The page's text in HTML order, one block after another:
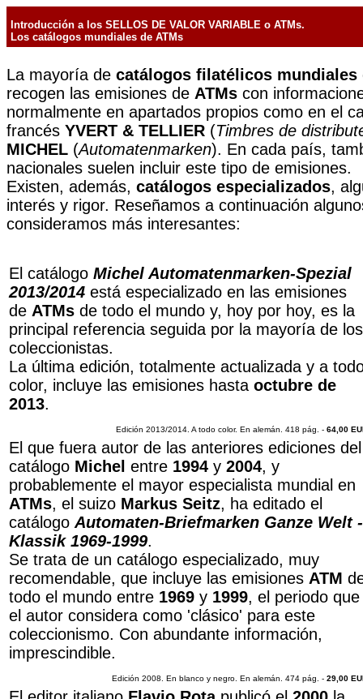
Introducción a los SELLOS DE VALOR VARIABLE o ATMs.
Los catálogos mundiales de ATMs
La mayoría de catálogos filatélicos mundiales
recogen las emisiones de ATMs con
normalmente en apartados propios como en el
francés YVERT & TELLIER (Timbres de
MICHEL (Automatenmarken). En cada país,
nacionales suelen incluir este tipo de emisiones.
Existen, además, catálogos especializados,
interés y rigor. Reseñamos a continuación
consideramos más interesantes:
El catálogo Michel Automatenmarken-Spezial
2013/2014 está especializado en las emisiones
de ATMs de todo el mundo y, hoy por hoy, es la
principal referencia seguida por la mayoría de los
coleccionistas.
La última edición, totalmente actualizada y a
color, incluye las emisiones hasta octubre de
2013.
Edición 2013/2014. A todo color. En alemán. 418 pág. - 64,00
El que fuera autor de las anteriores ediciones del
catálogo Michel entre 1994 y 2004, y
probablemente el mayor especialista mundial en
ATMs, el suizo Markus Seitz, ha editado el
catálogo Automaten-Briefmarken Ganze Welt -
Klassik 1969-1999.
Se trata de un catálogo especializado, muy
recomendable, que incluye las emisiones ATM
todo el mundo entre 1969 y 1999, el periodo que
el autor considera como 'clásico' para este
coleccionismo. Con abundante información,
imprescindible.
Edición 2008. En blanco y negro. En alemán. 474 pág. - 29,00